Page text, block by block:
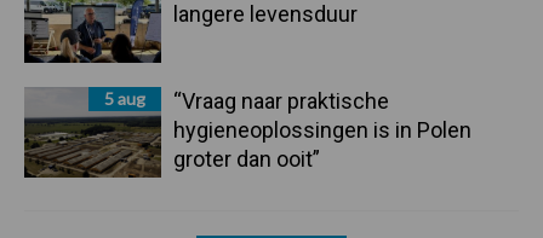
langere levensduur
5 aug
“Vraag naar praktische
hygieneoplossingen is in Polen
groter dan ooit”